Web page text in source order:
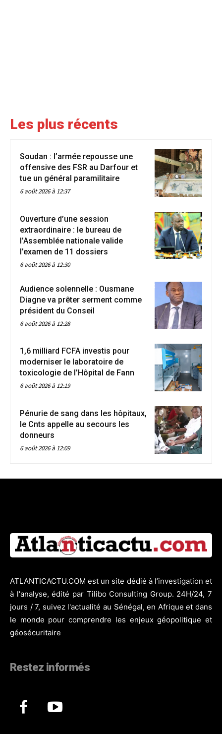
Les plus récents
Soudan : l’armée repousse une
offensive des FSR au Darfour et
tue un général paramilitaire
6 août 2026 à 12:37
Ouverture d’une session
extraordinaire : le bureau de
l’Assemblée nationale valide
l’examen de 11 dossiers
6 août 2026 à 12:30
Audience solennelle : Ousmane
Diagne va prêter serment comme
président du Conseil
6 août 2026 à 12:28
1,6 milliard FCFA investis pour
moderniser le laboratoire de
toxicologie de l’Hôpital de Fann
6 août 2026 à 12:19
Pénurie de sang dans les hôpitaux,
le Cnts appelle au secours les
donneurs
6 août 2026 à 12:09
ATLANTICACTU.COM est un site dédié à l’investigation et
à l'analyse, édité par Tilibo Consulting Group. 24H/24, 7
jours / 7, suivez l'actualité au Sénégal, en Afrique et dans
le monde pour comprendre les enjeux géopolitique et
géosécuritaire
Restez informés